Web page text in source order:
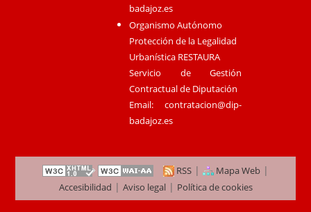
badajoz.es
Organismo Autónomo
Protección de la Legalidad
Urbanística RESTAURA
Servicio de Gestión
Contractual de Diputación
Email:contratacion@dip-
badajoz.es
RSS | Mapa Web |
Accesibilidad | Aviso legal| Política de cookies